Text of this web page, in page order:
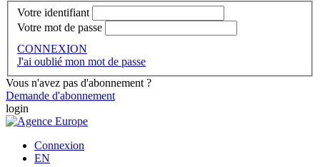
Votre identifiant
Votre mot de passe
CONNEXION
J'ai oublié mon mot de passe
Vous n'avez pas d'abonnement ?
Demande d'abonnement
login
Connexion
EN